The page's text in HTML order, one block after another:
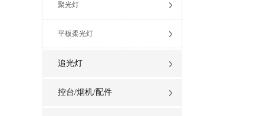
聚光灯
平板柔光灯
追光灯
控台/烟机/配件